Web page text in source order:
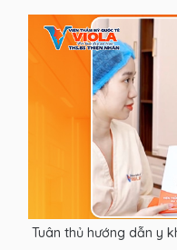
Tuân thủ hướng dẫn y